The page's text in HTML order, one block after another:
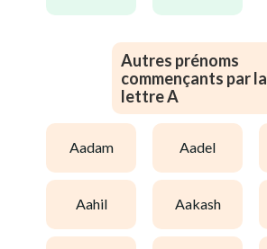
Autres prénoms
commençants par la
lettre A
aadam aadel
aahil aakash